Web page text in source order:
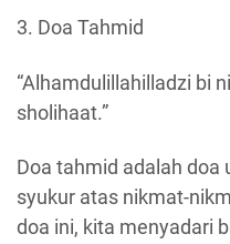
3. Doa Tahmid
“Alhamdulillahilladzi bi
sholihaat.”
Doa tahmid adalah doa
syukur atas nikmat-
doa ini, kita menyadari